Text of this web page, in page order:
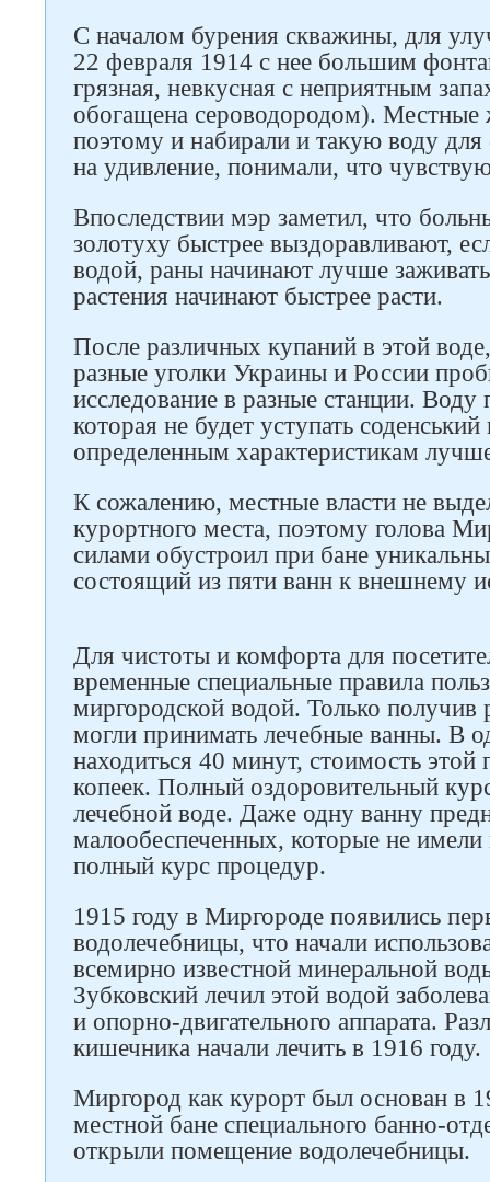
С началом бурения скважины, для
22 февраля 1914 с нее большим
грязная, невкусная с неприятным
обогащена сероводородом). Местные
поэтому и набирали и такую ​​воду
на удивление, понимали, что
Впоследствии мэр заметил, что
золотуху быстрее выздоравливают,
водой, раны начинают лучше
растения начинают быстрее расти.
После различных купаний в этой
разные уголки Украины и России
исследование в разные станции. Воду
которая не будет уступать
определенным характеристикам
К сожалению, местные власти не
курортного места, поэтому голова
силами обустроил при бане
состоящий из пяти ванн к внешнему
Для чистоты и комфорта для
временные специальные правила
миргородской водой. Только получив
могли принимать лечебные ванны. В
находиться 40 минут, стоимость этой
копеек. Полный оздоровительный
лечебной воде. Даже одну ванну
малообеспеченных, которые не имели
полный курс процедур.
1915 году в Миргороде появились
водолечебницы, что начали
всемирно известной минеральной
Зубковский лечил этой водой
и опорно-двигательного аппарата.
кишечника начали лечить в 1916 году.
Миргород как курорт был основан в
местной бане специального банно-
открыли помещение водолечебницы.
Следите за нами в соцсетях